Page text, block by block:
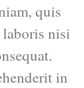
quis
nisi
in